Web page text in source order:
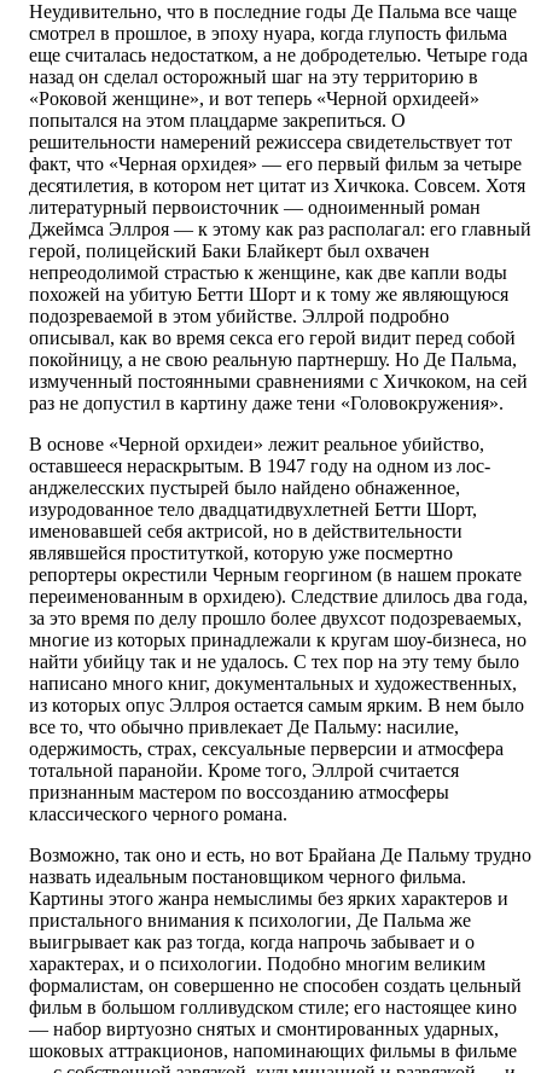
Неудивительно, что в последние годы Де Пальма все чаще
смотрел в прошлое, в эпоху нуара, когда глупость фильма
еще считалась недостатком, а не добродетелью. Четыре года
назад он сделал осторожный шаг на эту территорию в
«Роковой женщине», и вот теперь «Черной орхидеей»
попытался на этом плацдарме закрепиться. О
решительности намерений режиссера свидетельствует тот
факт, что «Черная орхидея» — его первый фильм за четыре
десятилетия, в котором нет цитат из Хичкока. Совсем. Хотя
литературный первоисточник — одноименный роман
Джеймса Эллроя — к этому как раз располагал: его главный
герой, полицейский Баки Блайкерт был охвачен
непреодолимой страстью к женщине, как две капли воды
похожей на убитую Бетти Шорт и к тому же являющуюся
подозреваемой в этом убийстве. Эллрой подробно
описывал, как во время секса его герой видит перед собой
покойницу, а не свою реальную партнершу. Но Де Пальма,
измученный постоянными сравнениями с Хичкоком, на сей
раз не допустил в картину даже тени «Головокружения».
В основе «Черной орхидеи» лежит реальное убийство,
оставшееся нераскрытым. В 1947 году на одном из лос-
анджелесских пустырей было найдено обнаженное,
изуродованное тело двадцатидвухлетней Бетти Шорт,
именовавшей себя актрисой, но в действительности
являвшейся проституткой, которую уже посмертно
репортеры окрестили Черным георгином (в нашем прокате
переименованным в орхидею). Следствие длилось два года,
за это время по делу прошло более двухсот подозреваемых,
многие из которых принадлежали к кругам шоу-бизнеса, но
найти убийцу так и не удалось. С тех пор на эту тему было
написано много книг, документальных и художественных,
из которых опус Эллроя остается самым ярким. В нем было
все то, что обычно привлекает Де Пальму: насилие,
одержимость, страх, сексуальные перверсии и атмосфера
тотальной паранойи. Кроме того, Эллрой считается
признанным мастером по воссозданию атмосферы
классического черного романа.
Возможно, так оно и есть, но вот Брайана Де Пальму трудно
назвать идеальным постановщиком черного фильма.
Картины этого жанра немыслимы без ярких характеров и
пристального внимания к психологии, Де Пальма же
выигрывает как раз тогда, когда напрочь забывает и о
характерах, и о психологии. Подобно многим великим
формалистам, он совершенно не способен создать цельный
фильм в большом голливудском стиле; его настоящее кино
— набор виртуозно снятых и смонтированных ударных,
шоковых аттракционов, напоминающих фильмы в фильме